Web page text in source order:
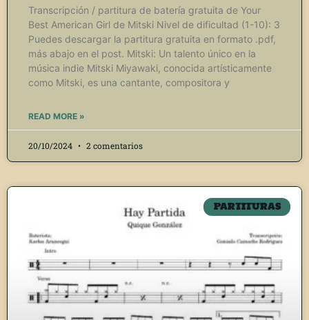
Transcripción / partitura de batería gratuita de Your
Best American Girl de Mitski Nivel de dificultad (1-10): 3
Puedes descargar la partitura gratuita en formato .pdf,
más abajo en el post. Mitski: Un talento único en la
música indie Mitski Miyawaki, conocida artísticamente
como Mitski, es una cantante, compositora y
READ MORE »
20/10/2024 2 comentarios
PARTITURAS